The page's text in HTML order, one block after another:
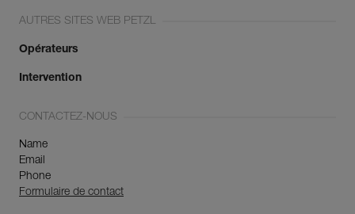
AUTRES SITES WEB PETZL
Opérateurs
Intervention
CONTACTEZ-NOUS
Name
Email
Phone
Formulaire de contact